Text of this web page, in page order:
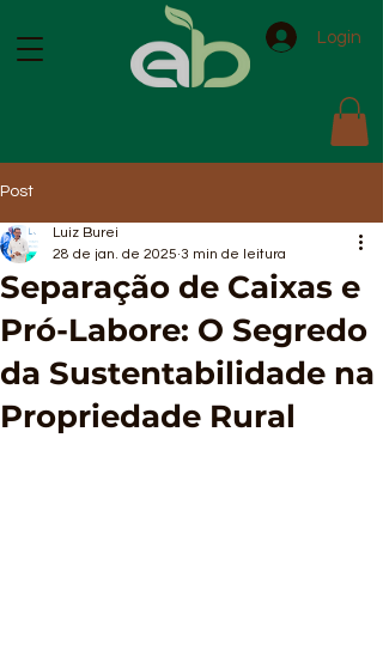
Login
Post
Separação de Caixas e
Pró-Labore: O Segredo
da Sustentabilidade na
Propriedade Rural
Luiz Burei
28 de jan. de 2025 3 min de leitura